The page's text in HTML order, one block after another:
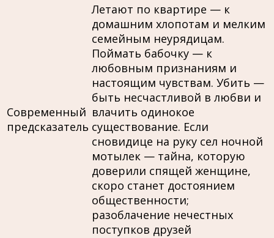
Современный
предсказатель
Летают по квартире — к
домашним хлопотам и мелким
семейным неурядицам.
Поймать бабочку — к
любовным признаниям и
настоящим чувствам. Убить —
быть несчастливой в любви и
влачить одинокое
существование. Если
сновидице на руку сел ночной
мотылек — тайна, которую
доверили спящей женщине,
скоро станет достоянием
общественности;
разоблачение нечестных
поступков друзей